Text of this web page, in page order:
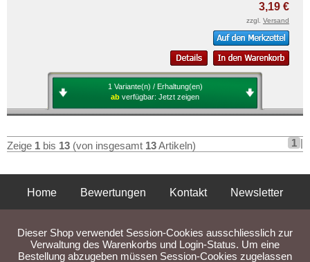
3,19 €
zzgl. Versand
1 Variante(n) / Erhaltung(en)
ab verfügbar: Jetzt zeigen
Zeige 1 bis 13 (von insgesamt 13Artikeln) 1 |
Home Bewertungen Kontakt
Newsletter
Liefer- und Versandkosten
Dieser Shop verwendet Session-Cookies ausschliesslich zur
Verwaltung des Warenkorbs und Login-Status. Um eine
Bestellung abzugeben müssen Session-Cookies zugelassen